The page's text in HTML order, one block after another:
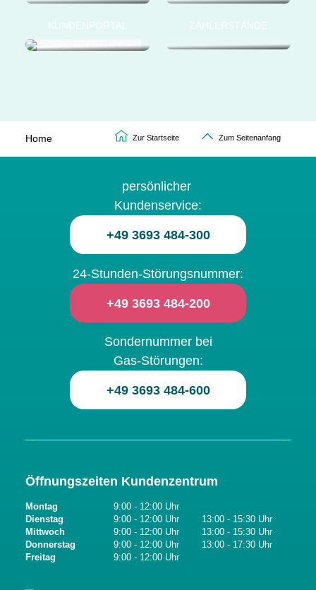
KUNDENPORTAL ZÄHLERSTÄNDE
Home Zur Startseite Zum Seitenanfang
persönlicher
Kundenservice:
+49 3693 484-300
24-Stunden-Störungsnummer:
+49 3693 484-200
Sondernummer bei
Gas-Störungen:
+49 3693 484-600
Öffnungszeiten Kundenzentrum
Montag
9:00 - 12:00 Uhr
Dienstag
9:00 - 12:00 Uhr
13:00 - 15:30 Uhr
Mittwoch
9:00 - 12:00 Uhr
13:00 - 15:30 Uhr
Donnerstag
9:00 - 12:00 Uhr
13:00 - 17:30 Uhr
Freitag
9:00 - 12:00 Uhr